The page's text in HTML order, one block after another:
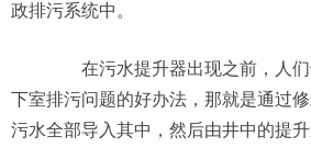
政排污系统中。
在污水提升器出现之前，人们
下室排污问题的好办法，那就是通过
污水全部导入其中，然后由井中的提